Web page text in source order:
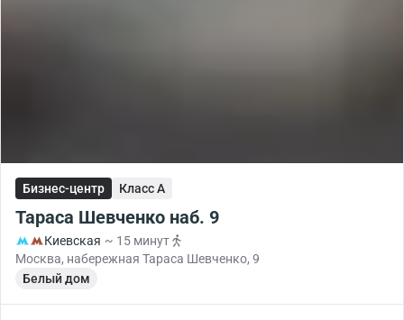
Бизнес-центр Класс A
Тараса Шевченко наб. 9
Киевская ~ 15 минут
Москва, набережная Тараса Шевченко, 9
Белый дом